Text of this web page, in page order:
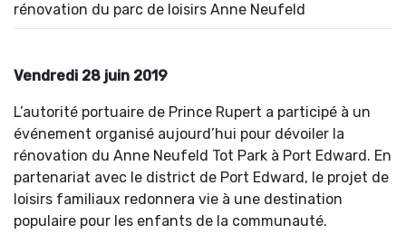
rénovation du parc de loisirs Anne Neufeld
Vendredi 28 juin 2019
L’autorité portuaire de Prince Rupert a participé à un
événement organisé aujourd’hui pour dévoiler la
rénovation du Anne Neufeld Tot Park à Port Edward. En
partenariat avec le district de Port Edward, le projet de
loisirs familiaux redonnera vie à une destination
populaire pour les enfants de la communauté.